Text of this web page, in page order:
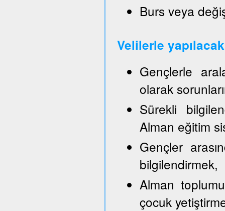
Burs veya
Velilerle
Gençlerle
olarak
Sürekli
Alman eğitim
Gençler
bilgilendirmek,
Alman
çocuk